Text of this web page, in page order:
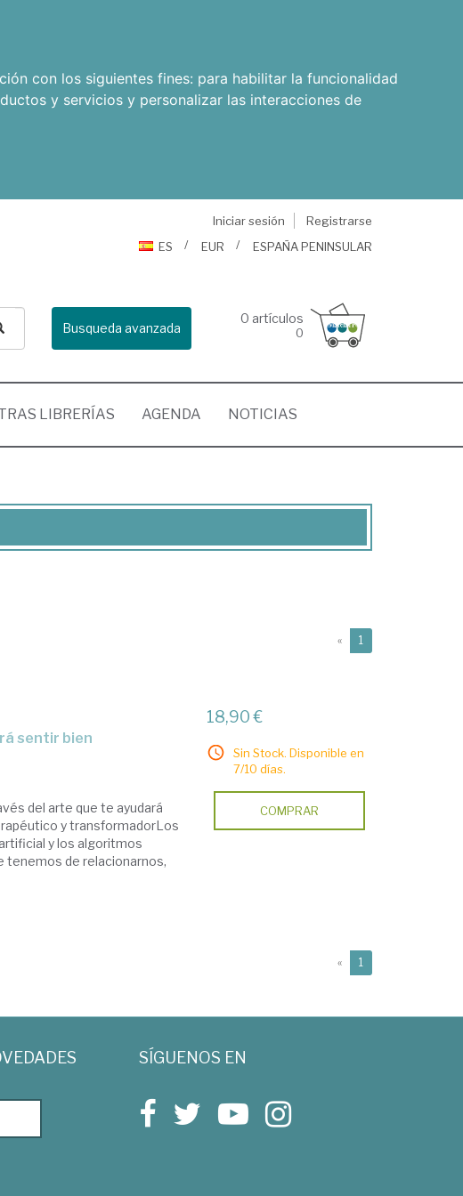
con los siguientes fines: para habilitar la funcionalidad
y servicios y personalizar las interacciones de
Iniciar sesión
Registrarse
ES
EUR ESPAÑA PENINSULAR
Busqueda avanzada
0 artículos
0
LIBRERÍAS AGENDA NOTICIAS
« 1
sentir bien
del arte que te ayudará
y transformadorLos
y los algoritmos
tenemos de relacionarnos,
18,90 €
Sin Stock. Disponible en
7/10 días.
COMPRAR
« 1
SÍGUENOS EN